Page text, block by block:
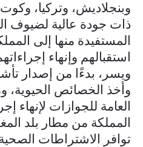
وبنجلاديش، وتركيا،
ذات جودة عالية لضيوف
المستفيدة منها إلى
استقبالهم وإنهاء
ويسر، بدءًا من إصدار
وأخذ الخصائص الحيوية،
العامة للجوازات لإنهاء
المملكة من مطار بلد
توافر الاشتراطات